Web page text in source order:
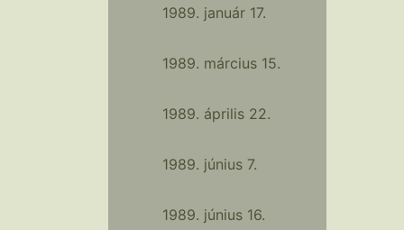
1989. január 17.
1989. március 15.
1989. április 22.
1989. június 7.
1989. június 16.